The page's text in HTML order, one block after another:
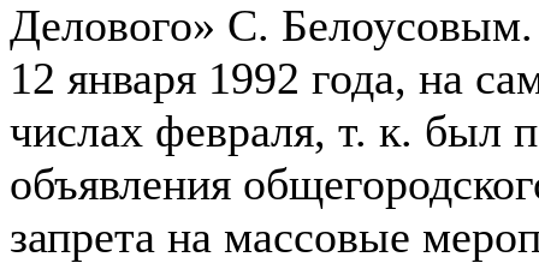
Делового» С.
12 января 1992 года, на
числах февраля, т. к. был
объявления
запрета на массовые